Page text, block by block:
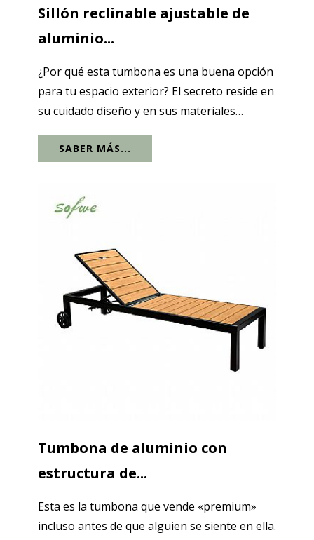
Sillón reclinable ajustable de
aluminio...
¿Por qué esta tumbona es una buena opción
para tu espacio exterior? El secreto reside en
su cuidado diseño y en sus materiales
y resistente, facilita su desplazamiento. El
SABER MÁS...
Tumbona de aluminio con
estructura de...
Esta es la tumbona que vende «premium»
incluso antes de que alguien se siente en ella.